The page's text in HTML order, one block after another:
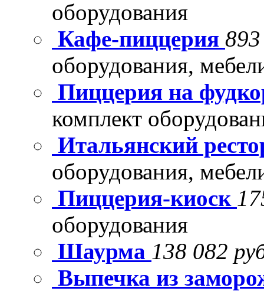
оборудования
Кафе-пиццерия
оборудования,
Пиццерия на
комплект
Итальянский
оборудования,
Пиццерия-киоск
оборудования
Шаурма 138 082
Выпечка из